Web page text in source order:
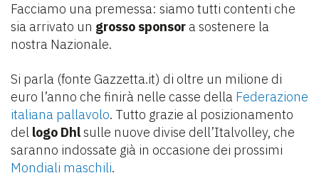
Facciamo una premessa: siamo tutti contenti che
sia arrivato un grosso sponsor a sostenere la
nostra Nazionale.
Si parla (fonte Gazzetta.it) di oltre un milione di
euro l’anno che finirà nelle casse della Federazione
italiana pallavolo. Tutto grazie al posizionamento
del logo Dhlsulle nuove divise dell’Italvolley, che
saranno indossate già in occasione dei prossimi
Mondiali maschili.